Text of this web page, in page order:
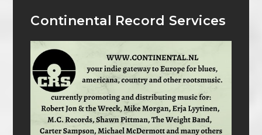
Continental Record Services